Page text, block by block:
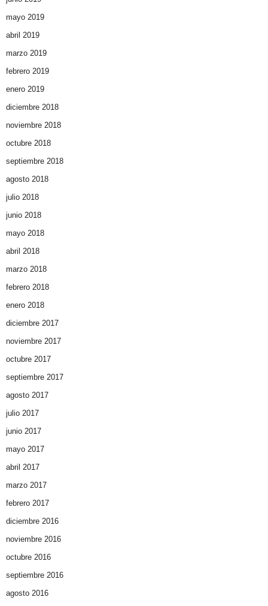
mayo 2019
abril 2019
marzo 2019
febrero 2019
enero 2019
diciembre 2018
noviembre 2018
octubre 2018
septiembre 2018
agosto 2018
julio 2018
junio 2018
mayo 2018
abril 2018
marzo 2018
febrero 2018
enero 2018
diciembre 2017
noviembre 2017
octubre 2017
septiembre 2017
agosto 2017
julio 2017
junio 2017
mayo 2017
abril 2017
marzo 2017
febrero 2017
diciembre 2016
noviembre 2016
octubre 2016
septiembre 2016
agosto 2016